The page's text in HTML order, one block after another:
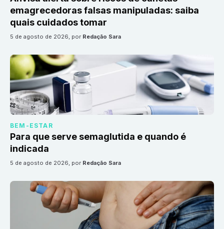
emagrecedoras falsas manipuladas: saiba
quais cuidados tomar
5 de agosto de 2026, por Redação Sara
BEM-ESTAR
Para que serve semaglutida e quando é
indicada
5 de agosto de 2026, por Redação Sara